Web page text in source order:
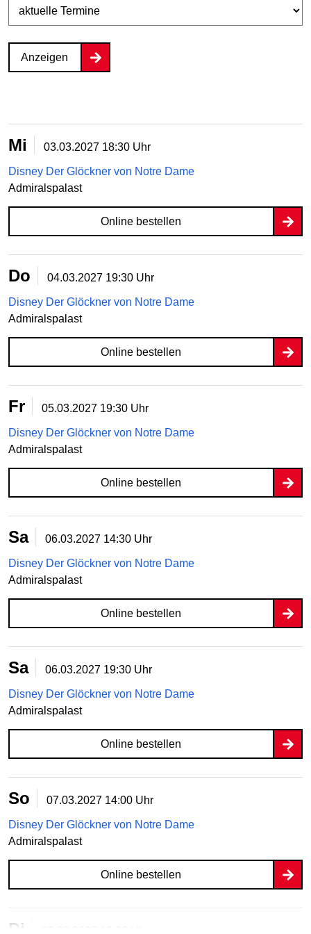
Anzeigen
Mi 03.03.2027 18:30 Uhr
Disney Der Glöckner von Notre Dame
Admiralspalast
Online bestellen
Do 04.03.2027 19:30 Uhr
Disney Der Glöckner von Notre Dame
Admiralspalast
Online bestellen
Fr 05.03.2027 19:30 Uhr
Disney Der Glöckner von Notre Dame
Admiralspalast
Online bestellen
Sa 06.03.2027 14:30 Uhr
Disney Der Glöckner von Notre Dame
Admiralspalast
Online bestellen
Sa 06.03.2027 19:30 Uhr
Disney Der Glöckner von Notre Dame
Admiralspalast
Online bestellen
So 07.03.2027 14:00 Uhr
Disney Der Glöckner von Notre Dame
Admiralspalast
Online bestellen
Di